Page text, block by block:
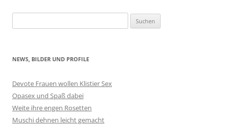
nach:
NEWS, BILDER UND PROFILE
Devote Frauen wollen Klistier Sex
Opasex und Spaß dabei
Weite ihre engen Rosetten
Muschi dehnen leicht gemacht